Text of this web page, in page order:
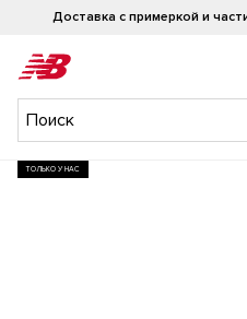
Доставка с примеркой и
ТОЛЬКО У НАС